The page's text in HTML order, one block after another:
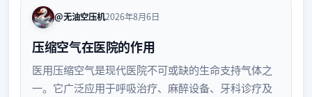
@无油空压机2026年8月6日
压缩空气在医院的作用
医用压缩空气是现代医院不可或缺的生命支持气体之
一。它广泛应用于呼吸治疗、麻醉设备、牙科诊疗及